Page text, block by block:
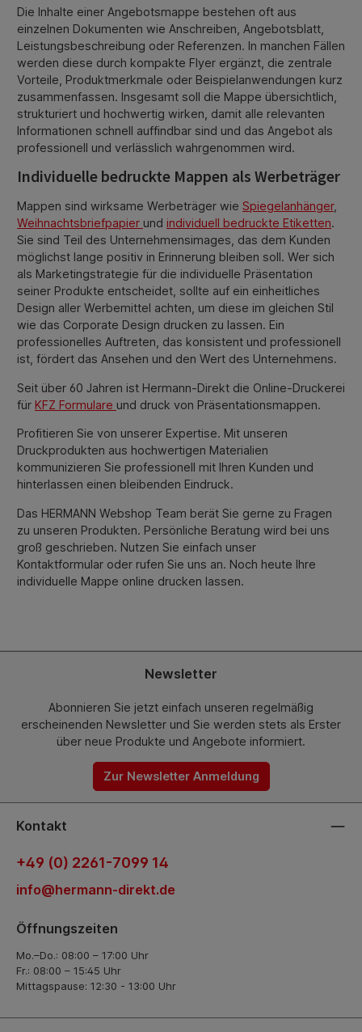
Die Inhalte einer Angebotsmappe bestehen oft aus
einzelnen Dokumenten wie Anschreiben, Angebotsblatt,
Leistungsbeschreibung oder Referenzen. In manchen Fällen
werden diese durch kompakte Flyer ergänzt, die zentrale
Vorteile, Produktmerkmale oder Beispielanwendungen kurz
zusammenfassen. Insgesamt soll die Mappe übersichtlich,
strukturiert und hochwertig wirken, damit alle relevanten
Informationen schnell auffindbar sind und das Angebot als
professionell und verlässlich wahrgenommen wird.
Individuelle bedruckte Mappen als Werbeträger
Mappen sind wirksame Werbeträger wie Spiegelanhänger,
Weihnachtsbriefpapier und individuell bedruckte Etiketten.
Sie sind Teil des Unternehmensimages, das dem Kunden
möglichst lange positiv in Erinnerung bleiben soll. Wer sich
als Marketingstrategie für die individuelle Präsentation
seiner Produkte entscheidet, sollte auf ein einheitliches
Design aller Werbemittel achten, um diese im gleichen Stil
wie das Corporate Design drucken zu lassen. Ein
professionelles Auftreten, das konsistent und professionell
ist, fördert das Ansehen und den Wert des Unternehmens.
Seit über 60 Jahren ist Hermann-Direkt die Online-Druckerei
für KFZ Formulare und druck von Präsentationsmappen.
Profitieren Sie von unserer Expertise. Mit unseren
Druckprodukten aus hochwertigen Materialien
kommunizieren Sie professionell mit Ihren Kunden und
hinterlassen einen bleibenden Eindruck.
Das HERMANN Webshop Team berät Sie gerne zu Fragen
zu unseren Produkten. Persönliche Beratung wird bei uns
groß geschrieben. Nutzen Sie einfach unser
Kontaktformular oder rufen Sie uns an. Noch heute Ihre
individuelle Mappe online drucken lassen.
Newsletter
Abonnieren Sie jetzt einfach unseren regelmäßig
erscheinenden Newsletter und Sie werden stets als Erster
über neue Produkte und Angebote informiert.
Zur Newsletter Anmeldung
Kontakt
+49 (0) 2261-7099 14
info@hermann-direkt.de
Öffnungszeiten
Mo.–Do.: 08:00 – 17:00 Uhr
Fr.: 08:00 – 15:45 Uhr
Mittagspause: 12:30 - 13:00 Uhr